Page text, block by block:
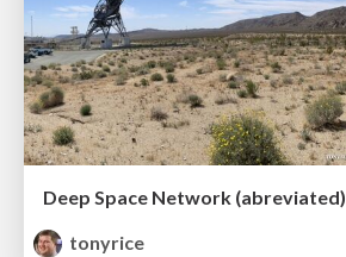
Deep Space Network (abreviated)
tonyrice